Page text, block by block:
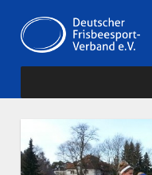
Inhalt
springen